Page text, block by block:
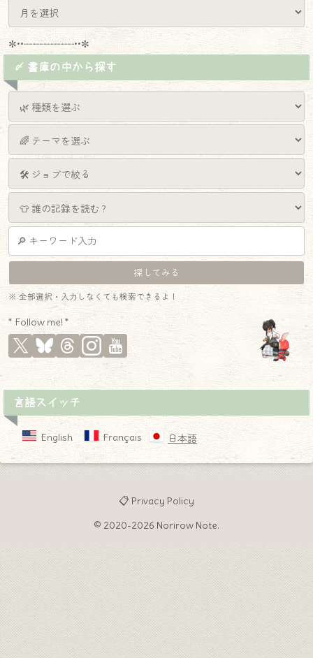
✼••┈┈┈┈┈┈┈┈┈••✼
〆 書庫の中から探す
※ 全部選択・入力しなくても検索できるよ！
* Follow me! *
言語スイッチ
English Français 日本語
📋 Privacy Policy
© 2020-2026 Norirow Note.